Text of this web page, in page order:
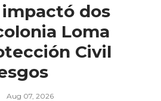
dos
Loma
Civil
Aug 07, 2026